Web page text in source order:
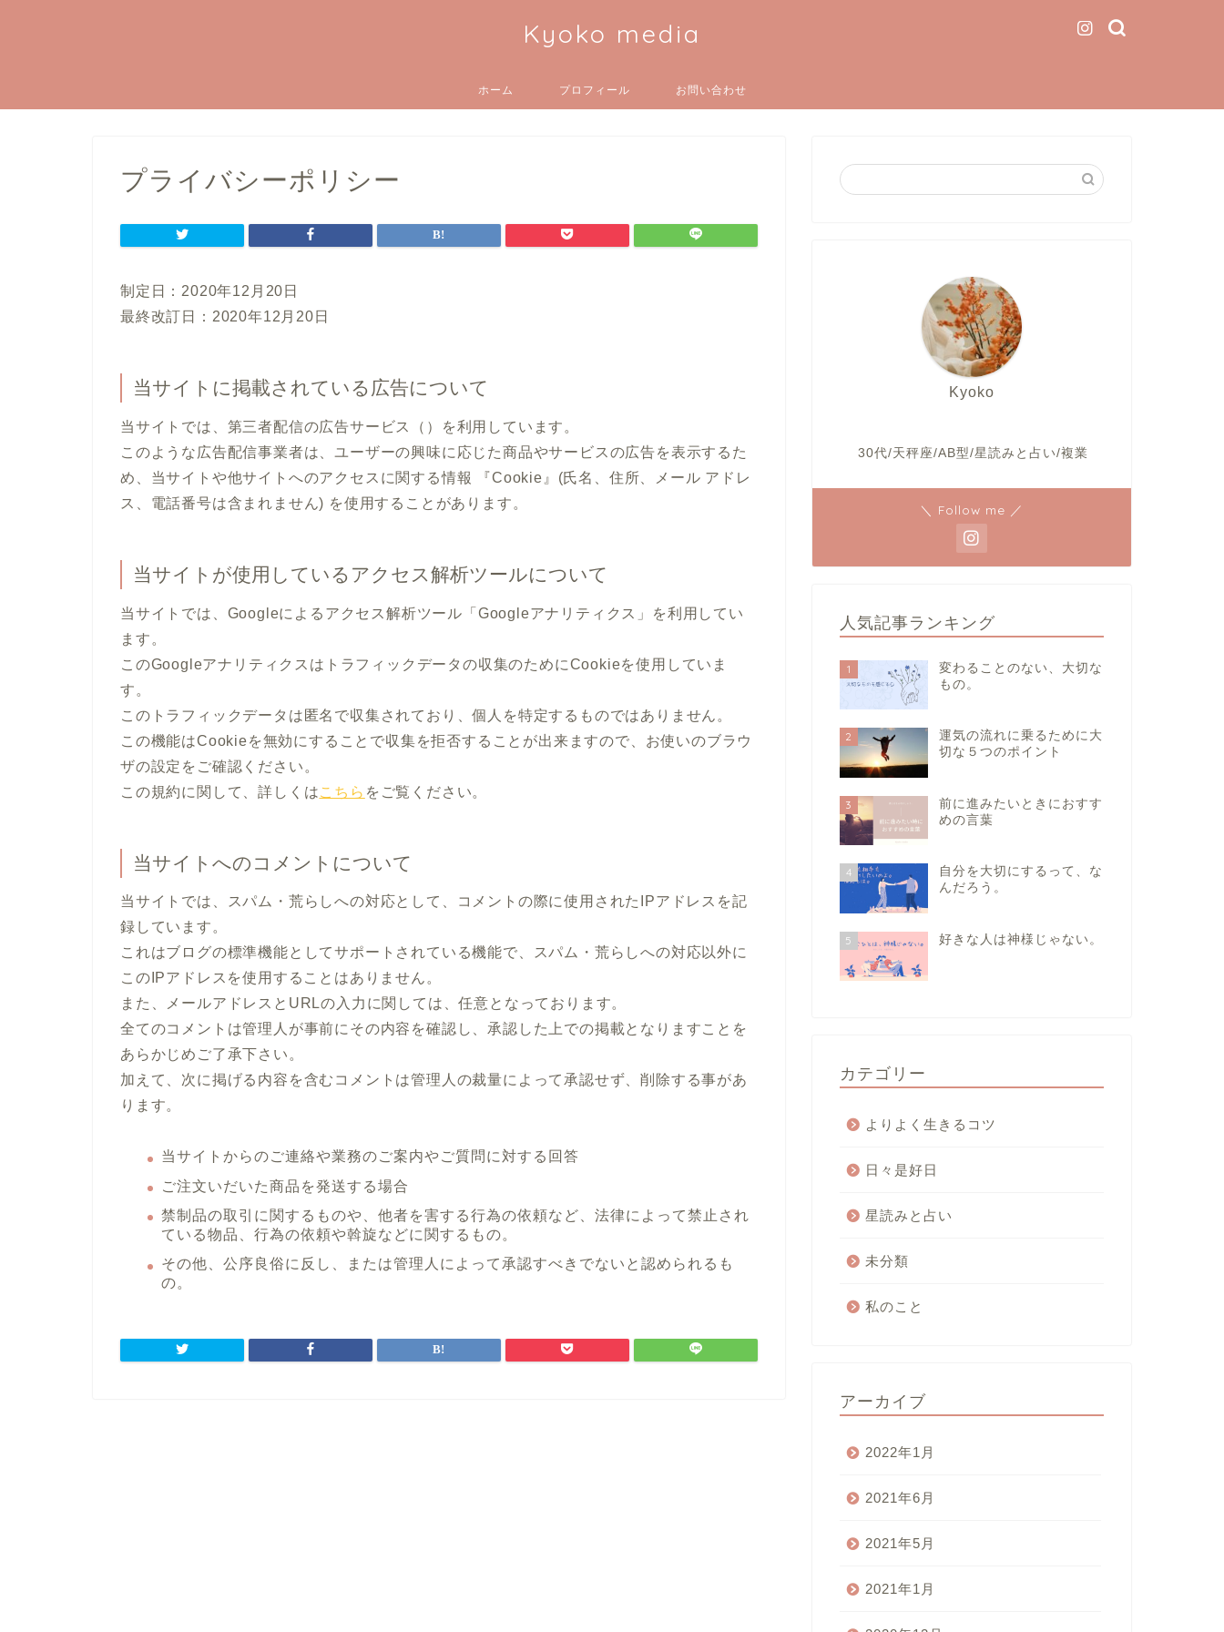
Kyoko media
ホーム プロフィール お問い合わせ
プライバシーポリシー
制定日：2020年12月20日
最終改訂日：2020年12月20日
当サイトに掲載されている広告について
当サイトでは、第三者配信の広告サービス（）を利用しています。
このような広告配信事業者は、ユーザーの興味に応じた商品やサービスの広告を表示するた
め、当サイトや他サイトへのアクセスに関する情報 『Cookie』(氏名、住所、メール アドレ
ス、電話番号は含まれません) を使用することがあります。
当サイトが使用しているアクセス解析ツールについて
当サイトでは、Googleによるアクセス解析ツール「Googleアナリティクス」を利用してい
ます。
このGoogleアナリティクスはトラフィックデータの収集のためにCookieを使用していま
す。
このトラフィックデータは匿名で収集されており、個人を特定するものではありません。
この機能はCookieを無効にすることで収集を拒否することが出来ますので、お使いのブラウ
ザの設定をご確認ください。
この規約に関して、詳しくはこちら をご覧ください。
当サイトへのコメントについて
当サイトでは、スパム・荒らしへの対応として、コメントの際に使用されたIPアドレスを記
録しています。
これはブログの標準機能としてサポートされている機能で、スパム・荒らしへの対応以外に
このIPアドレスを使用することはありません。
また、メールアドレスとURLの入力に関しては、任意となっております。
全てのコメントは管理人が事前にその内容を確認し、承認した上での掲載となりますことを
あらかじめご了承下さい。
加えて、次に掲げる内容を含むコメントは管理人の裁量によって承認せず、削除する事があ
ります。
当サイトからのご連絡や業務のご案内やご質問に対する回答
ご注文いだいた商品を発送する場合
禁制品の取引に関するものや、他者を害する行為の依頼など、法律によって禁止され
ている物品、行為の依頼や斡旋などに関するもの。
その他、公序良俗に反し、または管理人によって承認すべきでないと認められるも
の。
Kyoko
30代/天秤座/AB型/星読みと占い/複業
＼ Follow me ／
人気記事ランキング
1
変わることのない、大切な
もの。
2
運気の流れに乗るために大
切な５つのポイント
3
前に進みたいときにおすす
めの言葉
4
自分を大切にするって、な
んだろう。
5 好きな人は神様じゃない。
カテゴリー
よりよく生きるコツ
日々是好日
星読みと占い
未分類
私のこと
アーカイブ
2022年1月
2021年6月
2021年5月
2021年1月